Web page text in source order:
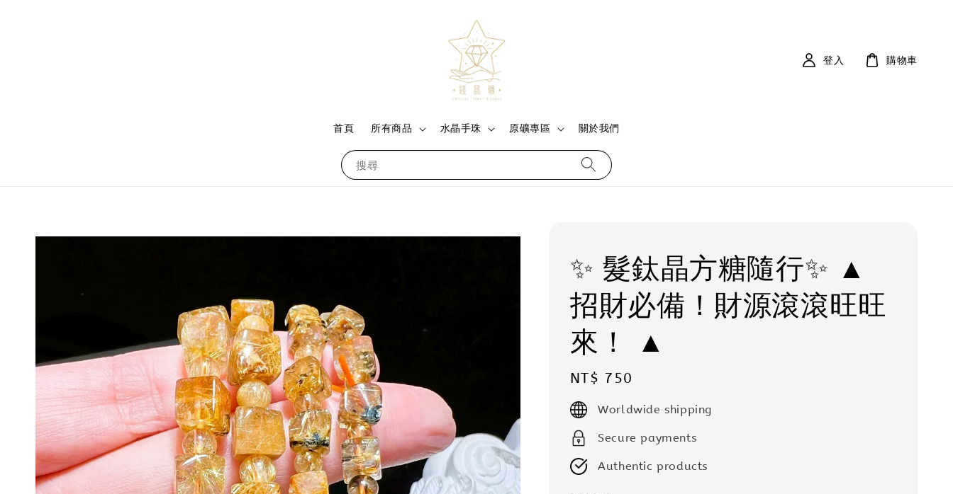
搜尋
首頁 所有商品 水晶手珠 原礦專區 關於我們
登入 購物車
✨ 髮鈦晶方糖隨行✨ ▲
招財必備！財源滾滾旺旺
來！ ▲
Regular
price
NT$ 750
Worldwide shipping
Secure payments
Authentic products